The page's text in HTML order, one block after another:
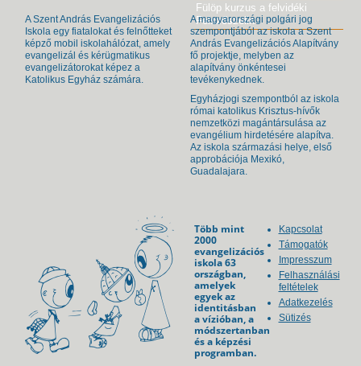
Fülöp kurzus a felvidéki
Felszőszelin
A Szent András Evangelizációs
Iskola egy fiatalokat és felnőtteket
képző mobil iskolahálózat, amely
evangelizál és kérügmatikus
evangelizátorokat képez a
Katolikus Egyház számára.
A magyarországi polgári jog
szempontjából az iskola a Szent
András Evangelizációs Alapítvány
fő projektje, melyben az
alapítvány önkéntesei
tevékenykednek.
Egyházjogi szempontból az iskola
római katolikus Krisztus-hívők
nemzetközi magántársulása az
evangélium hirdetésére alapítva.
Az iskola származási helye, első
approbációja Mexikó,
Guadalajara.
Több mint
2000
evangelizációs
iskola 63
országban,
amelyek
egyek az
identitásban
a vízióban, a
módszertanban
és a képzési
programban.
Kapcsolat
Támogatók
Impresszum
Felhasználási
feltételek
Adatkezelés
Sütizés